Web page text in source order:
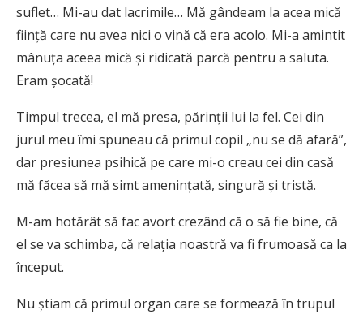
suflet… Mi-au dat lacrimile… Mă gândeam la acea mică
fiinţă care nu avea nici o vină că era acolo. Mi-a amintit
mânuţa aceea mică şi ridicată parcă pentru a saluta.
Eram şocată!
Timpul trecea, el mă presa, părinţii lui la fel. Cei din
jurul meu îmi spuneau că primul copil „nu se dă afară”,
dar presiunea psihică pe care mi-o creau cei din casă
mă făcea să mă simt ameninţată, singură şi tristă.
M-am hotărât să fac avort crezând că o să fie bine, că
el se va schimba, că relaţia noastră va fi frumoasă ca la
început.
Nu ştiam că primul organ care se formează în trupul